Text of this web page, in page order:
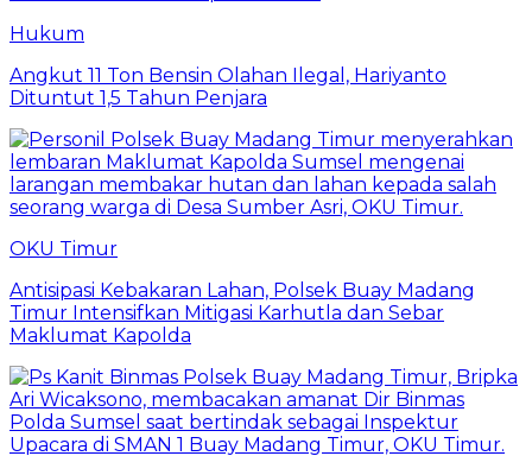
Hukum
Angkut 11 Ton Bensin Olahan Ilegal, Hariyanto
Dituntut 1,5 Tahun Penjara
OKU Timur
Antisipasi Kebakaran Lahan, Polsek Buay Madang
Timur Intensifkan Mitigasi Karhutla dan Sebar
Maklumat Kapolda